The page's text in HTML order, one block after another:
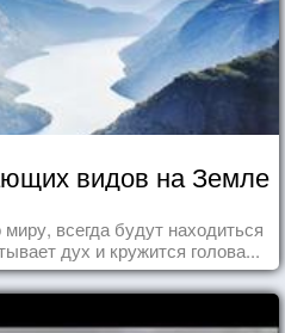
видов на Земле
всегда будут находиться
дух и кружится голова...